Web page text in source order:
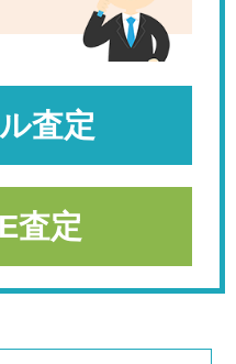
査定
査定